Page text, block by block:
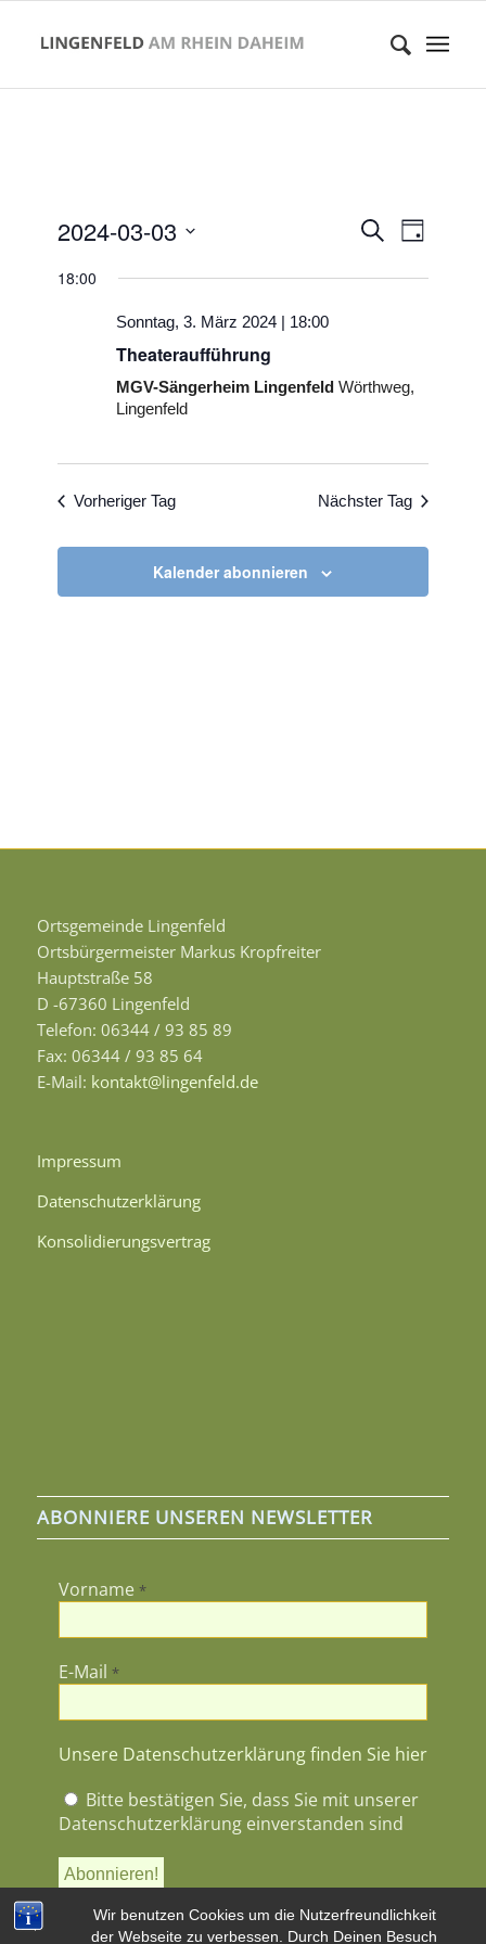
Wir benutzen Cookies um die Nutzerfreundlichkeit
der Webseite zu verbessen. Durch Deinen Besuch
Suche
Ansichten,
SucheTag
2024-03-03
wählen.
18:00
Sonntag, 3. März 2024 | 18:00
Theateraufführung
MGV-Sängerheim LingenfeldWörthweg,
Lingenfeld
Vorheriger Tag Nächster Tag
Kalender abonnieren
Ortsgemeinde Lingenfeld
Ortsbürgermeister Markus Kropfreiter
Hauptstraße 58
D -67360 Lingenfeld
Telefon: 06344 / 93 85 89
Fax: 06344 / 93 85 64
E-Mail: kontakt@lingenfeld.de
Impressum
Datenschutzerklärung
Konsolidierungsvertrag
ABONNIERE UNSEREN NEWSLETTER
Vorname *
E-Mail *
Unsere Datenschutzerklärung finden Sie hier
Bitte bestätigen Sie, dass Sie mit unserer
Datenschutzerklärung einverstanden sind